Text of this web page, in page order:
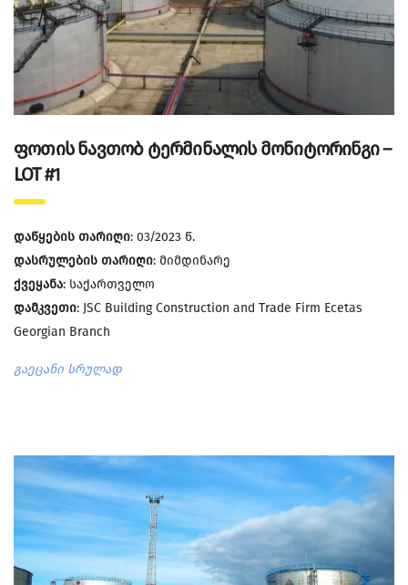
ფოთის ნავთობ ტერმინალის მონიტორინგი –
LOT #1
დაწყების თარიღი: 03/2023 წ.
დასრულების თარიღი: მიმდინარე
ქვეყანა: საქართველო
დამკვეთი: JSC Building Construction and Trade Firm Ecetas
Georgian Branch
გაეცანი სრულად